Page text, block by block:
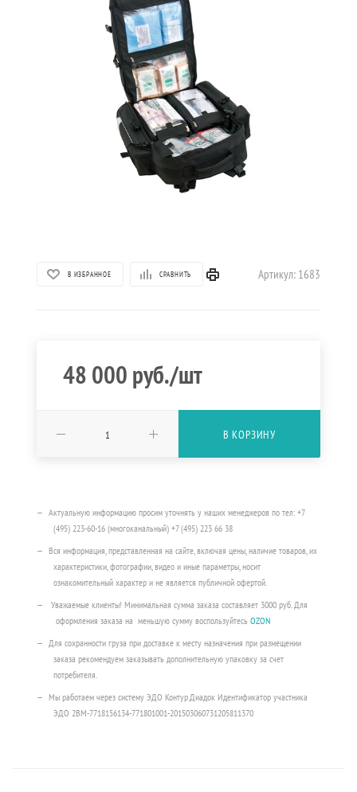
В ИЗБРАННОЕ СРАВНИТЬ Артикул: 1683
48 000руб./шт
В КОРЗИНУ
Актуальную информацию просим уточнять у наших менеджеров по тел: +7
(495) 223-60-16 (многоканальный) +7 (495) 223 66 38
Вся информация, представленная на сайте, включая цены, наличие товаров, их
характеристики, фотографии, видео и иные параметры, носит
ознакомительный характер и не является публичной офертой.
Уважаемые клиенты! Минимальная сумма заказа составляет 3000 руб. Для
оформления заказа на меньшую сумму воспользуйтесь OZON
Для сохранности груза при доставке к месту назначения при размещении
заказа рекомендуем заказывать дополнительную упаковку за счет
потребителя.
Мы работаем через систему ЭДО Контур.Диадок Идентификатор участника
ЭДО 2BM-7718156134-771801001-201503060731205811370